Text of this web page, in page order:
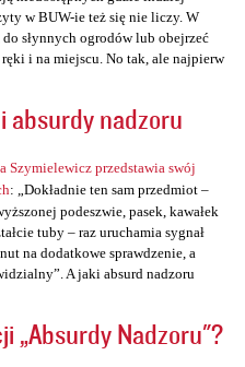
w BUW-ie też się nie liczy. W
słynnych ogrodów lub obejrzeć
i na miejscu. No tak, ale najpierw
absurdy nadzoru
Szymielewicz przedstawia swój
: „Dokładnie ten sam przedmiot –
podeszwie, pasek, kawałek
tuby – raz uruchamia sygnał
na dodatkowe sprawdzenie, a
A jaki absurd nadzoru
„Absurdy Nadzoru"?